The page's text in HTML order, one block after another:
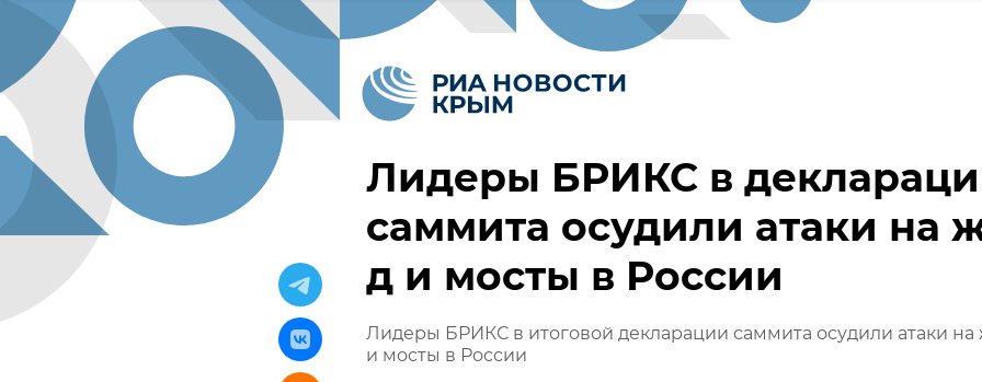
Лидеры БРИКС в
саммита осудили атаки на
д и мосты в России
Лидеры БРИКС в итоговой декларации саммита осудили атаки на
и мосты в России